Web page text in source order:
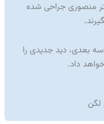
منصوری جراحی شده
سه بعدی، دید جدیدی را
داد.